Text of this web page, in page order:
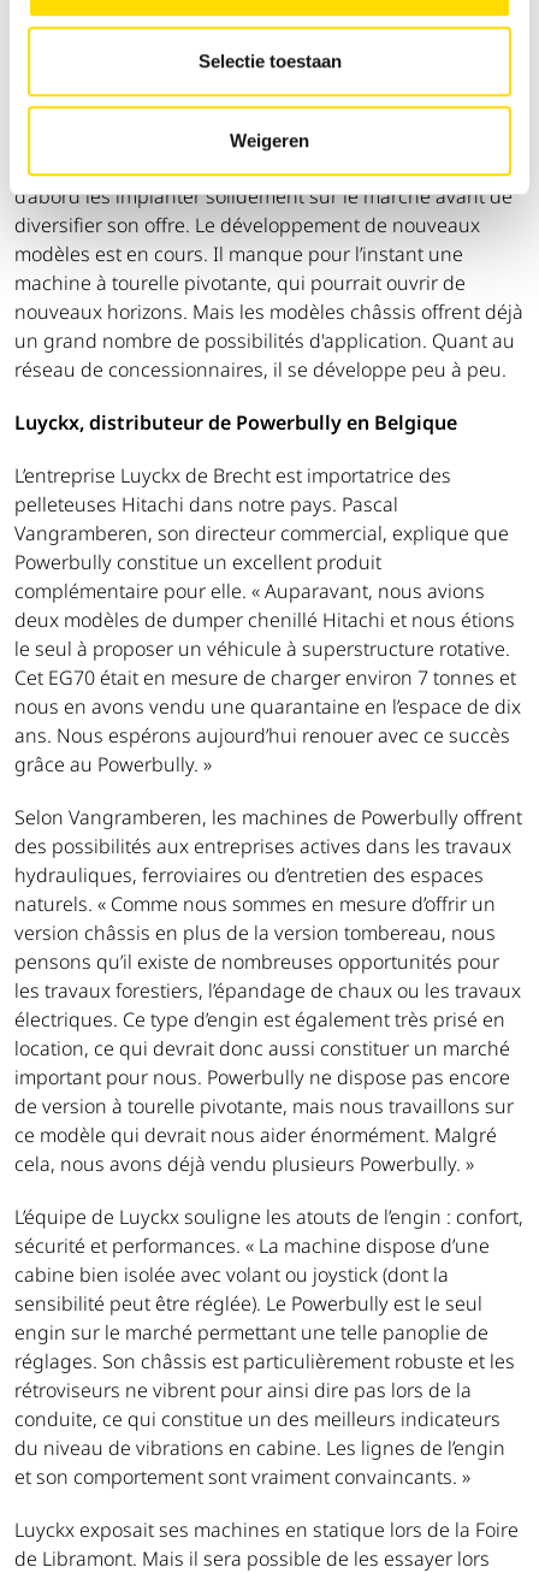
Selectie toestaan
Weigeren
trouve chaque machine et quels codes d’erreurs
s’affichent. Pour le reste, il existe également des
Powerbully a commencé avec un nombre limité de
versions de dumpers à chenilles. La marque souhaite
d’abord les implanter solidement sur le marché avant de
diversifier son offre. Le développement de nouveaux
modèles est en cours. Il manque pour l’instant une
machine à tourelle pivotante, qui pourrait ouvrir de
nouveaux horizons. Mais les modèles châssis offrent déjà
un grand nombre de possibilités d'application. Quant au
réseau de concessionnaires, il se développe peu à peu.
Luyckx, distributeur de Powerbully en Belgique
L’entreprise Luyckx de Brecht est importatrice des
pelleteuses Hitachi dans notre pays. Pascal
Vangramberen, son directeur commercial, explique que
Powerbully constitue un excellent produit
complémentaire pour elle. « Auparavant, nous avions
deux modèles de dumper chenillé Hitachi et nous étions
le seul à proposer un véhicule à superstructure rotative.
Cet EG70 était en mesure de charger environ 7 tonnes et
nous en avons vendu une quarantaine en l’espace de dix
ans. Nous espérons aujourd’hui renouer avec ce succès
grâce au Powerbully. »
Selon Vangramberen, les machines de Powerbully offrent
des possibilités aux entreprises actives dans les travaux
hydrauliques, ferroviaires ou d’entretien des espaces
naturels. « Comme nous sommes en mesure d’offrir un
version châssis en plus de la version tombereau, nous
pensons qu’il existe de nombreuses opportunités pour
les travaux forestiers, l’épandage de chaux ou les travaux
électriques. Ce type d’engin est également très prisé en
location, ce qui devrait donc aussi constituer un marché
important pour nous. Powerbully ne dispose pas encore
de version à tourelle pivotante, mais nous travaillons sur
ce modèle qui devrait nous aider énormément. Malgré
cela, nous avons déjà vendu plusieurs Powerbully. »
L’équipe de Luyckx souligne les atouts de l’engin : confort,
sécurité et performances. « La machine dispose d’une
cabine bien isolée avec volant ou joystick (dont la
sensibilité peut être réglée). Le Powerbully est le seul
engin sur le marché permettant une telle panoplie de
réglages. Son châssis est particulièrement robuste et les
rétroviseurs ne vibrent pour ainsi dire pas lors de la
conduite, ce qui constitue un des meilleurs indicateurs
du niveau de vibrations en cabine. Les lignes de l’engin
et son comportement sont vraiment convaincants. »
Luyckx exposait ses machines en statique lors de la Foire
de Libramont. Mais il sera possible de les essayer lors